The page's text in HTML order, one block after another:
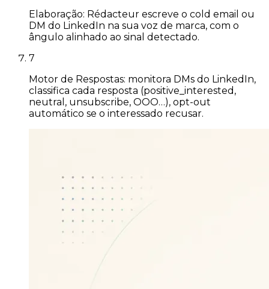
Elaboração: Rédacteur escreve o cold email ou
DM do LinkedIn na sua voz de marca, com o
ângulo alinhado ao sinal detectado.
7
Motor de Respostas: monitora DMs do LinkedIn,
classifica cada resposta (positive_interested,
neutral, unsubscribe, OOO…), opt-out
automático se o interessado recusar.